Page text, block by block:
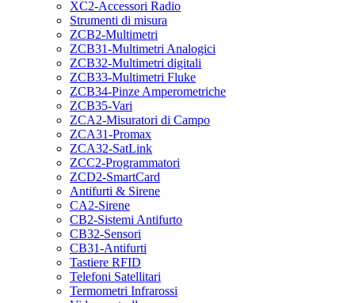
XC2-Accessori Radio
Strumenti di misura
ZCB2-Multimetri
ZCB31-Multimetri Analogici
ZCB32-Multimetri digitali
ZCB33-Multimetri Fluke
ZCB34-Pinze Amperometriche
ZCB35-Vari
ZCA2-Misuratori di Campo
ZCA31-Promax
ZCA32-SatLink
ZCC2-Programmatori
ZCD2-SmartCard
Antifurti & Sirene
CA2-Sirene
CB2-Sistemi Antifurto
CB32-Sensori
CB31-Antifurti
Tastiere RFID
Telefoni Satellitari
Termometri Infrarossi